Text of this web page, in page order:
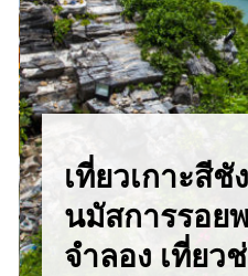
เที่ยวเกาะสี
นมัสการรอย
จำลอง เที่ยว